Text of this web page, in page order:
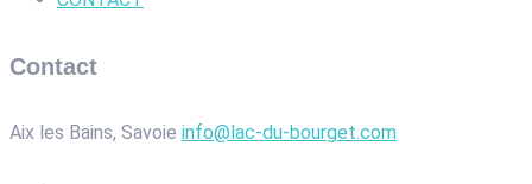
Contact
Aix les Bains, Savoie info@lac-du-bourget.com